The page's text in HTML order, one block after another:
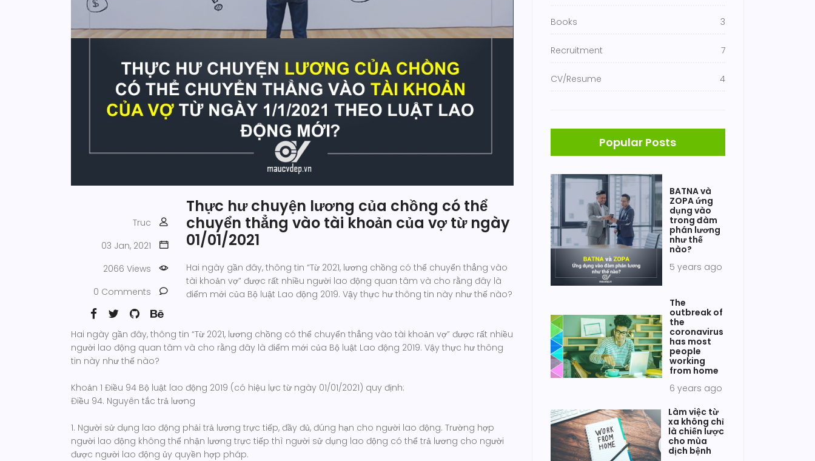
Truc
03 Jan, 2021
2066 Views
0 Comments
Thực hư chuyện lương của chồng có thể
chuyển thẳng vào tài khoản của vợ từ ngày
01/01/2021
Hai ngày gần đây, thông tin “Từ 2021, lương chồng có thể chuyển thẳng vào
tài khoản vợ” được rất nhiều người lao động quan tâm và cho rằng đây là
điểm mới của Bộ luật Lao động 2019. Vậy thực hư thông tin này như thế nào?
Hai ngày gần đây, thông tin “Từ 2021, lương chồng có thể chuyển thẳng vào tài khoản vợ” được rất nhiều
người lao động quan tâm và cho rằng đây là điểm mới của Bộ luật Lao động 2019. Vậy thực hư thông
tin này như thế nào?
Khoản 1 Điều 94 Bộ luật lao động 2019 (có hiệu lực từ ngày 01/01/2021) quy định:
Điều 94. Nguyên tắc trả lương
1. Người sử dụng lao động phải trả lương trực tiếp, đầy đủ, đúng hạn cho người lao động. Trường hợp
người lao động không thể nhận lương trực tiếp thì người sử dụng lao động có thể trả lương cho người
được người lao động ủy quyền hợp pháp.
Books 3
Recruitment 7
CV/Resume 4
Popular Posts
BATNA và
ZOPA ứng
dụng vào
trong đàm
phán lương
như thế
nào?
5 years ago
The
outbreak of
the
coronavirus
has most
people
working
from home
6 years ago
Làm việc từ
xa không chỉ
là chiến lược
cho mùa
dịch bệnh